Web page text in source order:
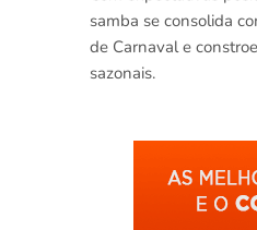
samba se consolida
de Carnaval e
sazonais.